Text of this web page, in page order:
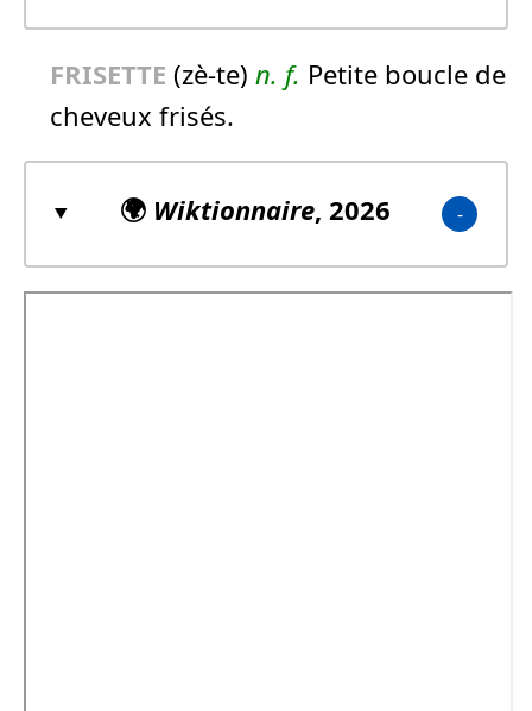
FRISETTE (zè-te) n. f. Petite boucle de
cheveux frisés.
🌍 Wiktionnaire, 2026